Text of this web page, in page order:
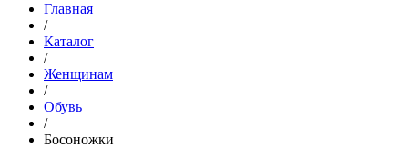
Главная
/
Каталог
/
Женщинам
/
Обувь
/
Босоножки